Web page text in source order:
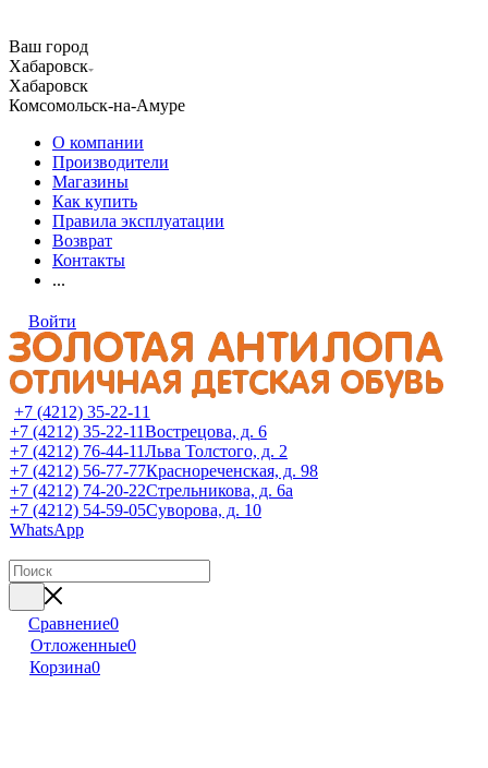
Ваш город
Хабаровск
Хабаровск
Комсомольск-на-Амуре
О компании
Производители
Магазины
Как купить
Правила эксплуатации
Возврат
Контакты
...
Войти
+7 (4212) 35-22-11
+7 (4212) 35-22-11Вострецова, д. 6
+7 (4212) 76-44-11Льва Толстого, д. 2
+7 (4212) 56-77-77Краснореченская, д. 98
+7 (4212) 74-20-22Стрельникова, д. 6а
+7 (4212) 54-59-05Суворова, д. 10
WhatsApp
Сравнение0
Отложенные0
Корзина0